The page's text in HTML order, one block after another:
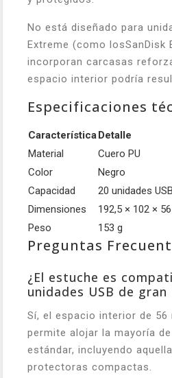
No está diseñado para
Extreme (como losSanDisk
incorporan carcasas
espacio interior podría
Especificaciones
CaracterísticaDetalle
Material
Cuero PU
Color
Negro
Capacidad
20 unidades USB
Dimensiones
192,5 × 102 ×
Peso
153 g
Preguntas
¿El estuche es
unidades USB de gran
Sí, el espacio interior de 56
permite alojar la mayoría
estándar, incluyendo
protectoras compactas.